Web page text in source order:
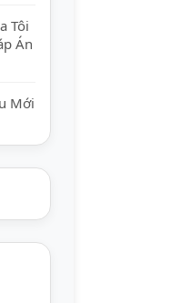
Tôi
Án
Mới